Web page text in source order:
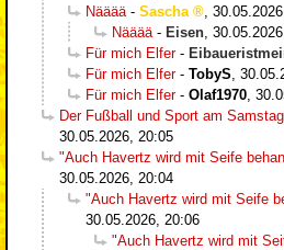
Nääää - Sascha
Nääää - Eisen
Für mich Elfer-
Für mich Elfer- TobyS
Für mich Elfer- Olaf1970
Der Fußball und Sport am
30.05.2026, 20:05
"Auch Havertz wird mit Seife
30.05.2026, 20:04
"Auch Havertz wird mit Seife
30.05.2026, 20:06
"Auch Havertz wird mit